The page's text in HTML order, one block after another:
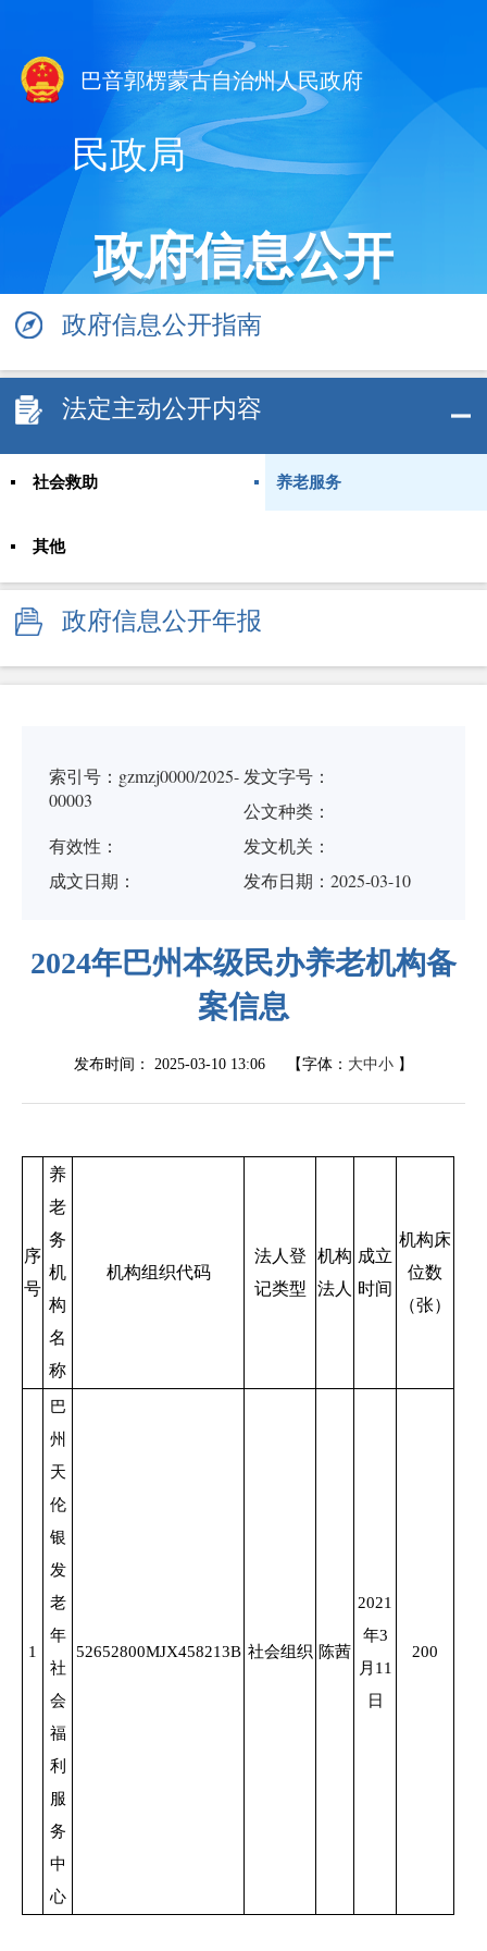
巴音郭楞蒙古自治州人民政府
民政局
政府信息公开
政府信息公开指南
法定主动公开内容
社会救助 养老服务
其他
政府信息公开年报
索引号：gzmzj0000/2025-
00003
发文字号：
公文种类：
有效性：
发文机关：
成文日期：
发布日期：2025-03-10
2024年巴州本级民办养老机构备
案信息
发布时间： 2025-03-10 13:06 【字体： 大中小 】
序
号
养
老
务
机
构
名
称
机构组织代码
法人登
记类型
机构
法人
成立
时间
机构床
位数
（张）
1
巴
州
天
伦
银
发
老
年
社
会
福
利
服
务
中
心
52652800MJX458213B 社会组织 陈茜
2021
年3
月11
日
200